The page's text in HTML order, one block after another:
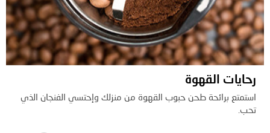
رحايات القهوة
استمتع برائحة طحن حبوب القهوة من منزلك وإحتسي الفنجان الذي
تحب.